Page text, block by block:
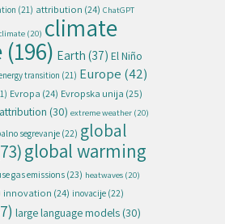
(21) attribution (24) ChatGPT
(20) climate
(196) Earth (37) El Niño
transition (21) Europe (42)
Evropa (24) Evropska unija (25)
(30) extreme weather (20)
segrevanje (22) global
global warming
gas emissions (23) heatwaves (20)
innovation (24) inovacije (22)
large language models (30)